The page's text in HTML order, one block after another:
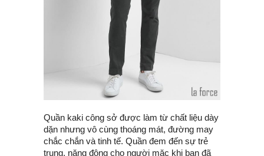
Quần kaki công sở được làm từ chất liệu dày
dặn nhưng vô cùng thoáng mát, đường may
chắc chắn và tinh tế. Quần đem đến sự trẻ
trung, năng động cho người mặc khi bạn đã